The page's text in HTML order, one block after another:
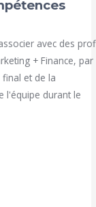
des profils
par
la
le